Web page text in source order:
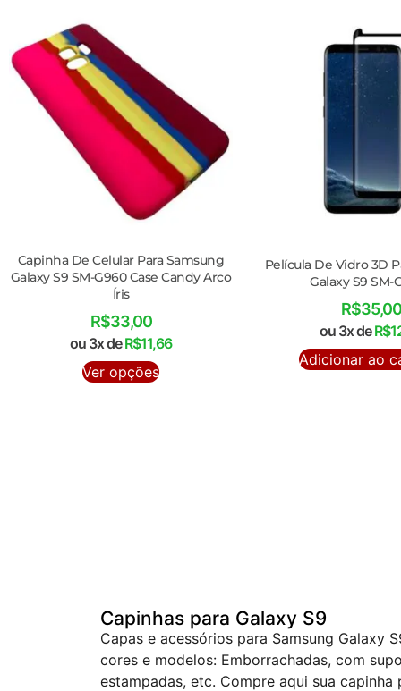
Capinha De Celular Para Samsung
Galaxy S9 SM-G960 Case Candy Arco
Íris
R$33,00
ou 3x deR$11,66
Ver opções
Película De Vidro 3D
Galaxy S9 SM-
R$35,00
ou 3x deR$
Adicionar ao
Capinhas para Galaxy S9
Capas e acessórios para Samsung Galaxy
cores e modelos: Emborrachadas, com
estampadas, etc. Compre aqui sua capinha